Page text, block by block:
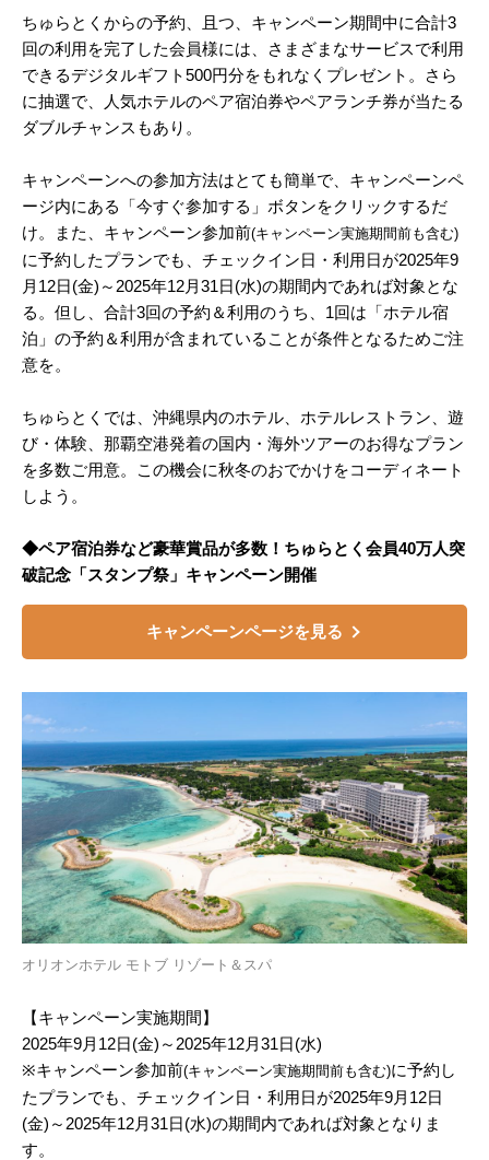
ちゅらとくからの予約、且つ、キャンペーン期間中に合計3
回の利用を完了した会員様には、さまざまなサービスで利用
できるデジタルギフト500円分をもれなくプレゼント。さら
に抽選で、人気ホテルのペア宿泊券やペアランチ券が当たる
ダブルチャンスもあり。
キャンペーンへの参加方法はとても簡単で、キャンペーンペ
ージ内にある「今すぐ参加する」ボタンをクリックするだ
け。また、キャンペーン参加前(キャンペーン実施期間前も含む)
に予約したプランでも、チェックイン日・利用日が2025年9
月12日(金)～2025年12月31日(水)の期間内であれば対象とな
る。但し、合計3回の予約＆利用のうち、1回は「ホテル宿
泊」の予約＆利用が含まれていることが条件となるためご注
意を。
ちゅらとくでは、沖縄県内のホテル、ホテルレストラン、遊
び・体験、那覇空港発着の国内・海外ツアーのお得なプラン
を多数ご用意。この機会に秋冬のおでかけをコーディネート
しよう。
◆ペア宿泊券など豪華賞品が多数！ちゅらとく会員40万人突
破記念「スタンプ祭」キャンペーン開催
キャンペーンページを見る
オリオンホテル モトブ リゾート＆スパ
【キャンペーン実施期間】
2025年9月12日(金)～2025年12月31日(水)
※キャンペーン参加前(キャンペーン実施期間前も含む)に予約し
たプランでも、チェックイン日・利用日が2025年9月12日
(金)～2025年12月31日(水)の期間内であれば対象となりま
す。